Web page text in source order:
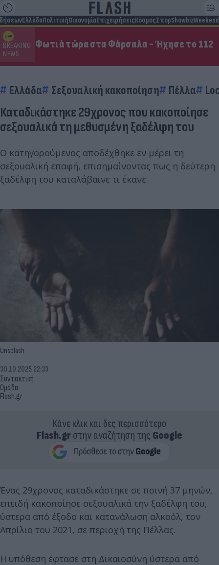
ΕλλάδαΠολιτικήΟικονομίαΕπιχειρήσειςΚόσμοςΣπορShowbizWeekend
BREAKING
NEWS
Φωτιά τώρα στα Φάρσαλα - Ήχησε το 112
Ελλάδα Σεξουαλική κακοποίηση Πέλλα
Καταδικάστηκε 29χρονος που κακοποίησε
σεξουαλικά τη μεθυσμένη ξαδέλφη του
Ο κατηγορούμενος αποδέχθηκε εν μέρει τη
σεξουαλική επαφή, επισημαίνοντας πως η δεύτερη
ξαδέλφη του καταλάβαινε τι έκανε.
Unsplash
Συντακτική
Ομάδα
Flash.gr
30.10.2025 22:33
Κάνε κλικ και δες περισσότερο
Flash.grστην αναζήτηση της Google
Ένας 29χρονος καταδικάστηκε σε ποινή 37 μηνών,
επειδή κακοποίησε σεξουαλικά την ξαδέλφη του,
ύστερα από έξοδο και κατανάλωση αλκοόλ, τον
Απρίλιο του 2021, σε περιοχή της Πέλλας.
Η υπόθεση έφτασε στη Δικαιοσύνη ύστερα από